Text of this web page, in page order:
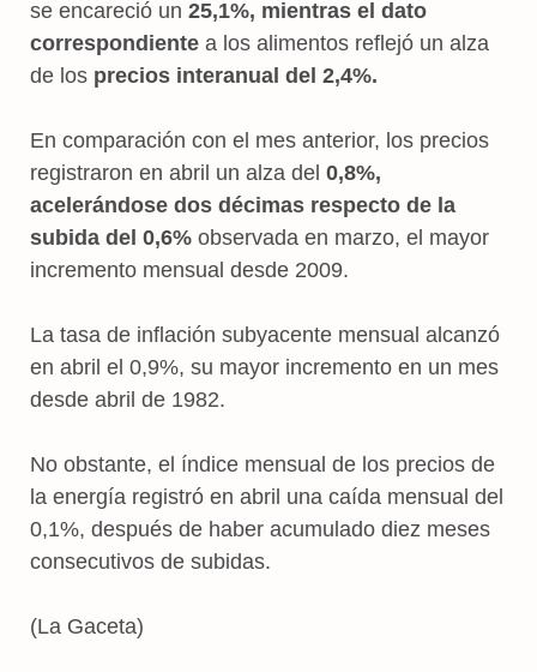
se encareció un 25,1%, mientras el dato
correspondiente a los alimentos reflejó un alza
de los precios interanual del 2,4%.
En comparación con el mes anterior, los precios
registraron en abril un alza del 0,8%,
acelerándose dos décimas respecto de la
subida del 0,6% observada en marzo, el mayor
incremento mensual desde 2009.
La tasa de inflación subyacente mensual alcanzó
en abril el 0,9%, su mayor incremento en un mes
desde abril de 1982.
No obstante, el índice mensual de los precios de
la energía registró en abril una caída mensual del
0,1%, después de haber acumulado diez meses
consecutivos de subidas.
(La Gaceta)